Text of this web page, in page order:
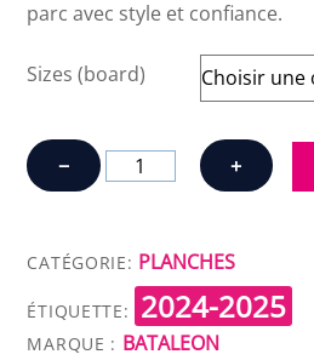
parc avec style et confiance.
Sizes (board)
−
quantité
de
STUNTWOOD
+
CATÉGORIE: PLANCHES
ÉTIQUETTE: 2024-2025
MARQUE : BATALEON